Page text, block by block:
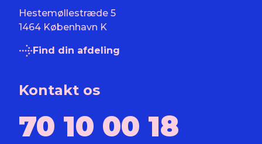
Hestemøllestræde 5
1464 København K
Find din afdeling
Kontakt os
70 10 00 18